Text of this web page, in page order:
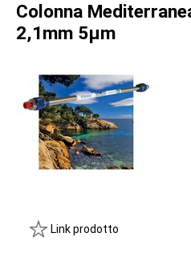
Colonna
2,1mm 5µm
Link prodotto